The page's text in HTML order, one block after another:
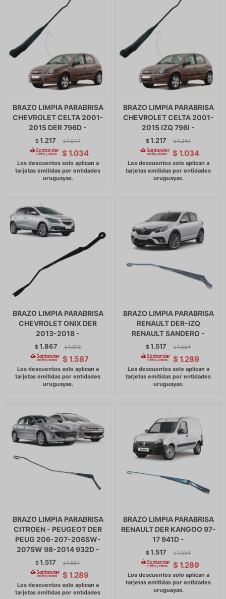
BRAZO LIMPIA PARABRISA
CHEVROLET CELTA 2001-
2015 DER 796D -
$1.217 $ 1.247
$ 1.034
BRAZO LIMPIA PARABRISA
CHEVROLET CELTA 2001-
2015 IZQ 796I -
$1.217 $ 1.247
$ 1.034
BRAZO LIMPIA PARABRISA
CHEVROLET ONIX DER
2013-2018 -
$1.867 $ 1.913
$ 1.587
BRAZO LIMPIA PARABRISA
RENAULT DER-IZQ
RENAULT SANDERO -
$1.517 $ 1.554
$ 1.289
BRAZO LIMPIA PARABRISA
CITROEN - PEUGEOT DER
PEUG 206-207-206SW-
207SW 98-2014 932D -
$1.517 $ 1.554
$ 1.289
BRAZO LIMPIA PARABRISA
RENAULT DER KANGOO 97-
17 941D -
$1.517 $ 1.554
$ 1.289